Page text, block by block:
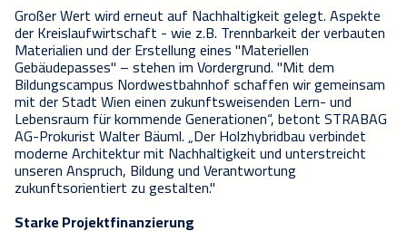
Großer Wert wird erneut auf Nachhaltigkeit gelegt. Aspekte
der Kreislaufwirtschaft - wie z.B. Trennbarkeit der verbauten
Materialien und der Erstellung eines "Materiellen
Gebäudepasses" – stehen im Vordergrund. "Mit dem
Bildungscampus Nordwestbahnhof schaffen wir gemeinsam
mit der Stadt Wien einen zukunftsweisenden Lern- und
Lebensraum für kommende Generationen“, betont STRABAG
AG-Prokurist Walter Bäuml. „Der Holzhybridbau verbindet
moderne Architektur mit Nachhaltigkeit und unterstreicht
unseren Anspruch, Bildung und Verantwortung
zukunftsorientiert zu gestalten."
Starke Projektfinanzierung